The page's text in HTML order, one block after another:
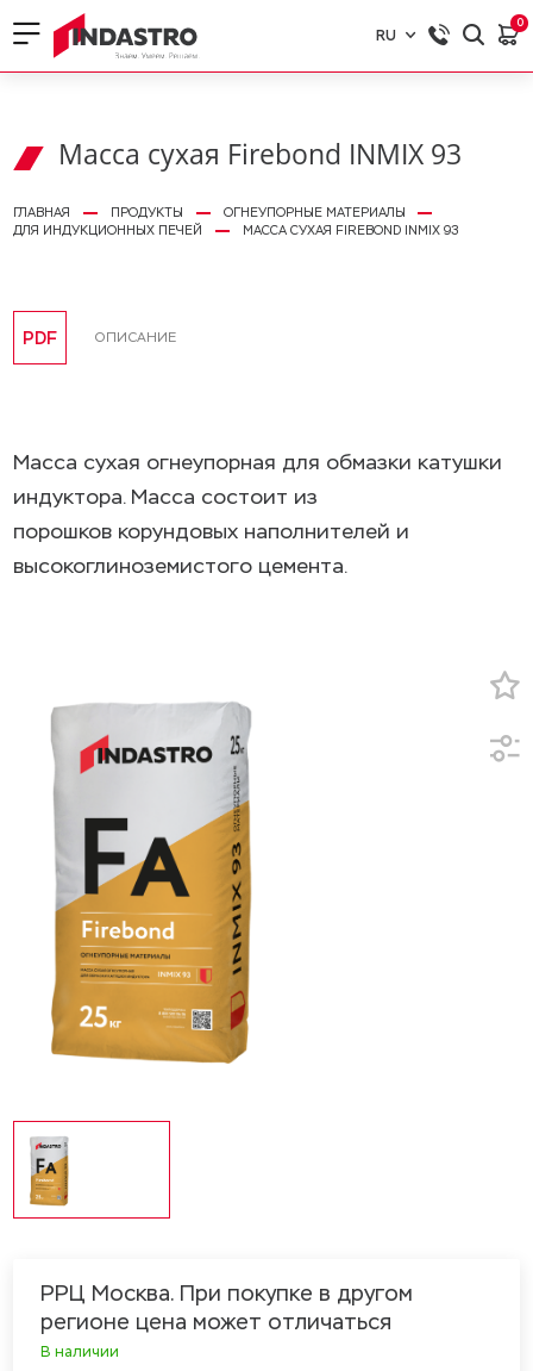
RU
RU
0
Масса сухая Firebond INMIX 93
ГЛАВНАЯ ПРОДУКТЫ
ОГНЕУПОРНЫЕ МАТЕРИАЛЫ
ДЛЯ ИНДУКЦИОННЫХ ПЕЧЕЙ
МАССА СУХАЯ FIREBOND INMIX 93
PDF ОПИСАНИЕ
Масса сухая огнеупорная для обмазки катушки
индуктора. Масса состоит из
порошков корундовых наполнителей и
высокоглиноземистого цемента.
РРЦ Москва. При покупке в другом
регионе цена может отличаться
В наличии